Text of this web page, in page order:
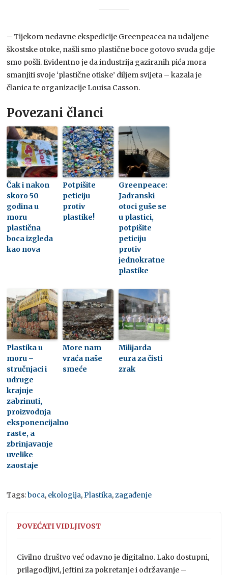
– Tijekom nedavne ekspedicije Greenpeacea na udaljene
škostske otoke, našli smo plastične boce gotovo svuda gdje
smo pošli. Evidentno je da industrija gaziranih pića mora
smanjiti svoje ‘plastične otiske’ diljem svijeta – kazala je
članica te organizacije Louisa Casson.
Povezani članci
Čak i nakon
skoro 50
godina u
moru
plastična
boca izgleda
kao nova
Potpišite
peticiju
protiv
plastike!
Greenpeace:
Jadranski
otoci guše se
u plastici,
potpišite
peticiju
protiv
jednokratne
plastike
Plastika u
moru –
stručnjaci i
udruge
krajnje
zabrinuti,
proizvodnja
eksponencijalno
raste, a
zbrinjavanje
uvelike
zaostaje
More nam
vraća naše
smeće
Milijarda
eura za čisti
zrak
Tags:boca, ekologija,Plastika,zagađenje
POVEĆATI VIDLJIVOST
Civilno društvo već odavno je digitalno. Lako dostupni,
prilagodljivi, jeftini za pokretanje i održavanje –